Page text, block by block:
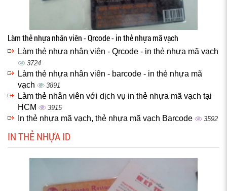
Làm thẻ nhựa nhân viên - Qrcode - in thẻ nhựa mã vạch
Làm thẻ nhựa nhân viên - Qrcode - in thẻ nhựa mã vạch
3724
Làm thẻ nhựa nhân viên - barcode - in thẻ nhựa mã
vạch
3891
Làm thẻ nhân viên với dịch vụ in thẻ nhựa mã vạch tại
HCM
3915
In thẻ nhựa mã vạch, thẻ nhựa mã vạch Barcode 3592
IN THẺ NHỰA ID